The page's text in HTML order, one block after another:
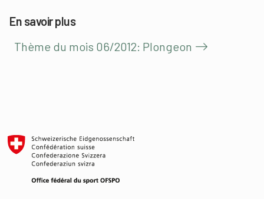
En savoir plus
Thème du mois 06/2012: Plongeon